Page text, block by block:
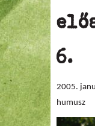
6.
2005.
humusz